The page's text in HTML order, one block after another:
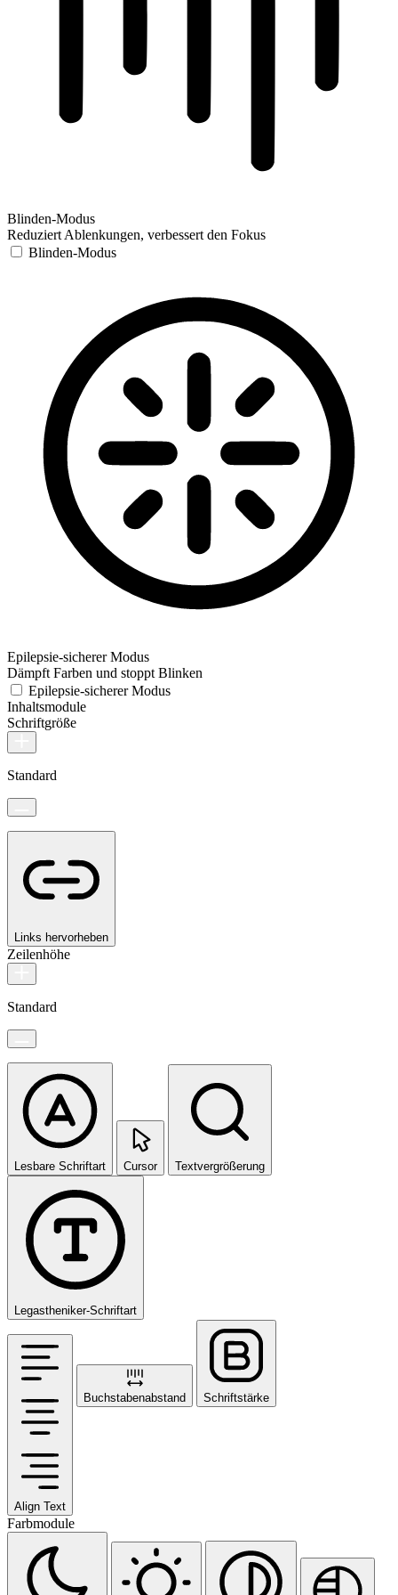
Blinden-Modus
Reduziert Ablenkungen, verbessert den Fokus
Blinden-Modus
Epilepsie-sicherer Modus
Dämpft Farben und stoppt Blinken
Epilepsie-sicherer Modus
Inhaltsmodule
Schriftgröße
Standard
Links hervorheben
Zeilenhöhe
Standard
Lesbare Schriftart Cursor Textvergrößerung
Legastheniker-Schriftart
Align Text
Buchstabenabstand Schriftstärke
Farbmodule